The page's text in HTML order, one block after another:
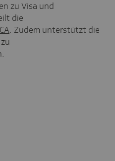
zu Visa und
die
. Zudem unterstützt die